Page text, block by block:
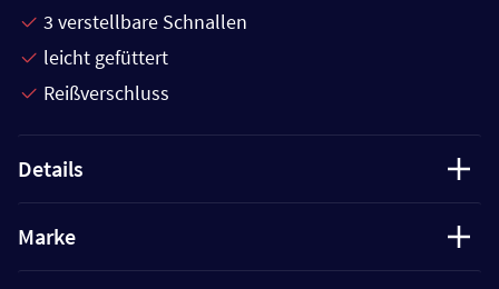
3 verstellbare Schnallen
leicht gefüttert
Reißverschluss
Details
Marke